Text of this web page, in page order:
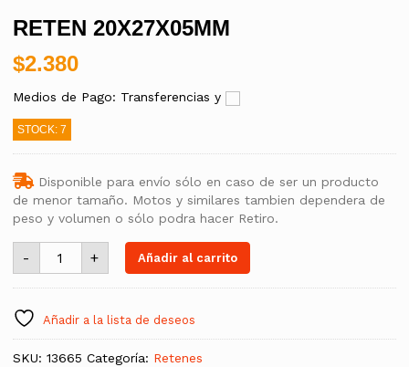
RETEN 20X27X05MM
$2.380
Medios de Pago: Transferencias y
STOCK: 7
Disponible para envío sólo en caso de ser un producto
de menor tamaño. Motos y similares tambien dependera de
peso y volumen o sólo podra hacer Retiro.
-
Reten
20x27x05mm
cantidad
+ Añadir al carrito
Añadir a la lista de deseos
SKU: 13665 Categoría: Retenes